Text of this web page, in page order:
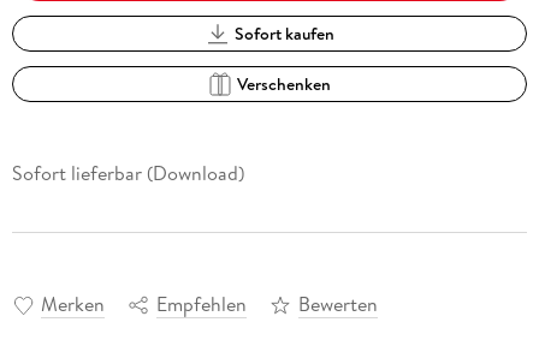
Sofort kaufen
Verschenken
Sofort lieferbar (Download)
Merken Empfehlen Bewerten